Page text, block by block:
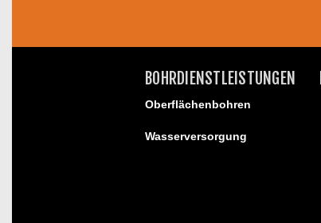
BOHRDIENSTLEISTUNGEN
Oberflächenbohren
Wasserversorgung